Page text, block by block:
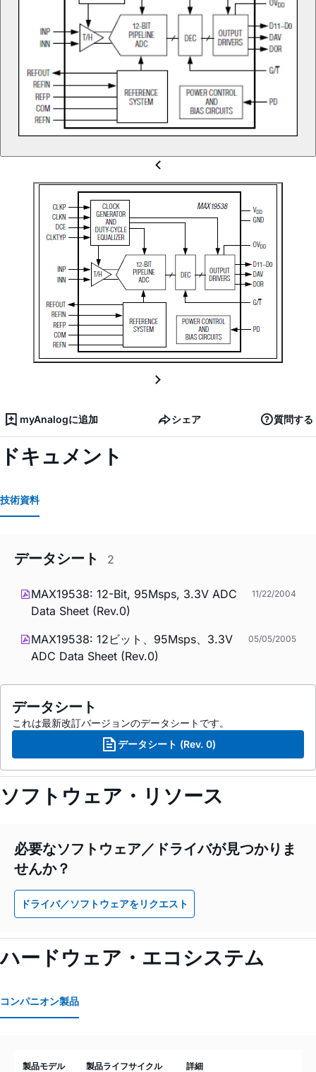
myAnalogに追加 シェア 質問する
ドキュメント
技術資料
データシート 2
MAX19538: 12-Bit, 95Msps, 3.3V ADC
Data Sheet (Rev.0)
11/22/2004
MAX19538: 12ビット、95Msps、3.3V
ADC Data Sheet (Rev.0)
05/05/2005
データシート
これは最新改訂バージョンのデータシートです。
データシート (Rev. 0)
ソフトウェア・リソース
必要なソフトウェア／ドライバが見つかりま
せんか？
ドライバ／ソフトウェアをリクエスト
ハードウェア・エコシステム
コンパニオン製品
製品モデル 製品ライフサイクル 詳細